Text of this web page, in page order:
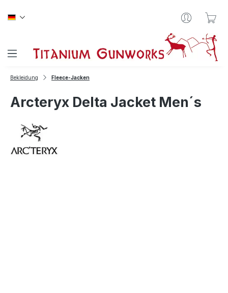
Bekleidung Fleece-Jacken
Arcteryx Delta Jacket Men´s